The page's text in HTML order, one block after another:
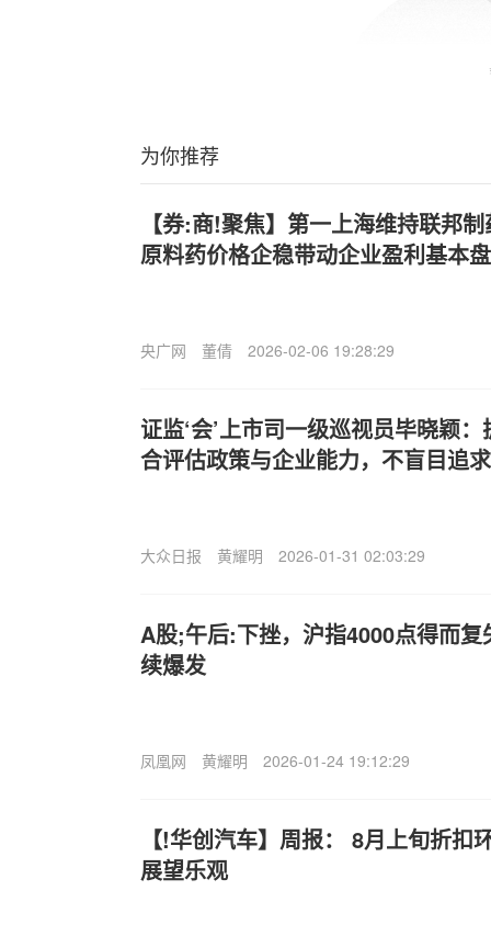
为你推荐
【券:商!聚焦】第一上海维持联邦
原料药价格企稳带动企业盈利基本
央广网 董倩 2026-02-06 19:28:29
证监‘会’上市司一级巡视员毕晓颖
合评估政策与企业能力，不盲目追
大众日报 黄耀明 2026-01-31 02:03:29
A股;午后:下挫，沪指4000点得而
续爆发
凤凰网 黄耀明 2026-01-24 19:12:29
【!华创汽车】周报： 8月上旬折扣
展望乐观